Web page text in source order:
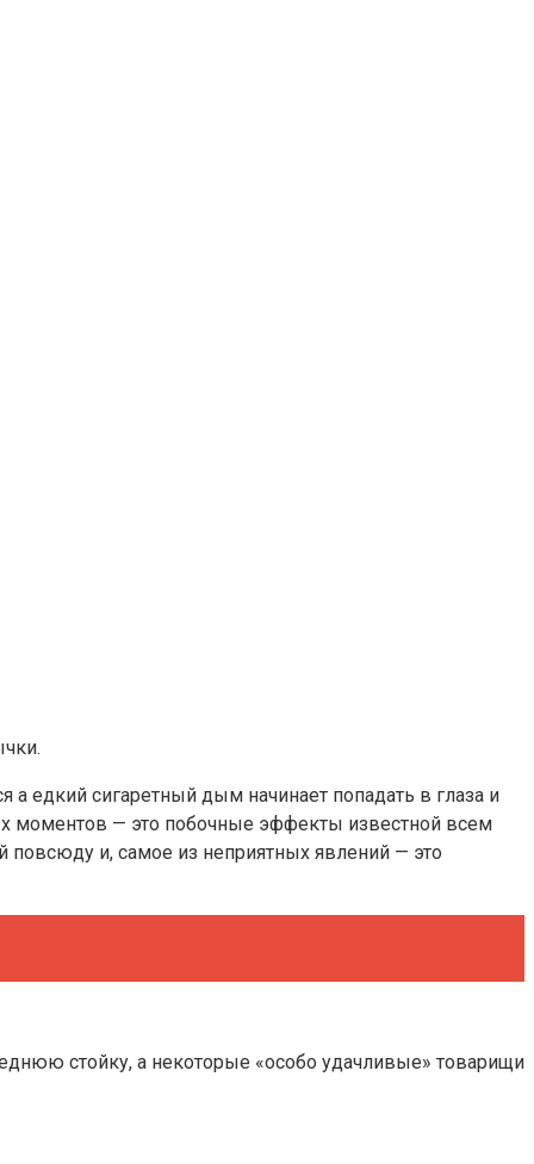
а едкий сигаретный дым начинает попадать в глаза и
моментов — это побочные эффекты известной всем
и, самое из неприятных явлений — это
стойку, а некоторые «особо удачливые» товарищи